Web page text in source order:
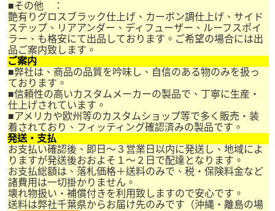
■その他 ：
艶有りグロスブラック仕上げ、カーボン調仕上げ、サイド
ステップ、リアアンダー、ディフューザー、ルーフスポイ
ラー、も格安にて出品しております。ご希望の場合には出
品ご案内致します。
ご案内
■弊社は、商品の品質を吟味し、自信のある物のみを扱っ
ております。
■信頼性の高いカスタムメーカーの製品で、丁寧に生産・
仕上げされています。
■アメリカや欧州等のカスタムショップ等で多く販売・装
着されており、フィッティング確認済みの製品です。
発送・支払
お支払い確認後、即日～３営業日以内に発送し、地域によ
りますが発送後おおよそ１～２日で配達となります。
お支払総額は、落札価格＋送料のみで、税・保険料金など
諸費用は一切掛かりません。
壊れ物扱い・補償付きを利用致しますので安心です。
送料は弊社千葉県からお届け先のみです（沖縄・離島の場